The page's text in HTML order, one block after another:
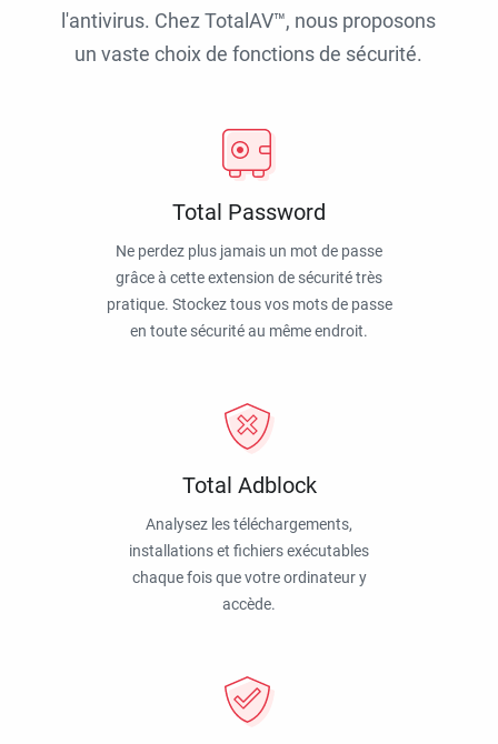
l'antivirus. Chez TotalAV™, nous proposons
un vaste choix de fonctions de sécurité.
Total Password
Ne perdez plus jamais un mot de passe
grâce à cette extension de sécurité très
pratique. Stockez tous vos mots de passe
en toute sécurité au même endroit.
Total Adblock
Analysez les téléchargements,
installations et fichiers exécutables
chaque fois que votre ordinateur y
accède.